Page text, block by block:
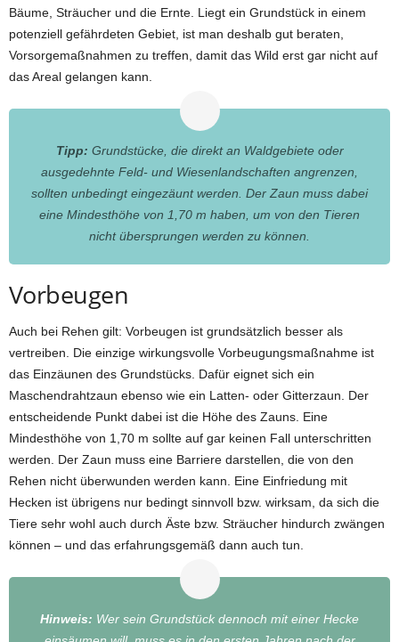
Bäume, Sträucher und die Ernte. Liegt ein Grundstück in einem
potenziell gefährdeten Gebiet, ist man deshalb gut beraten,
Vorsorgemaßnahmen zu treffen, damit das Wild erst gar nicht auf
das Areal gelangen kann.
Tipp: Grundstücke, die direkt an Waldgebiete oder
ausgedehnte Feld- und Wiesenlandschaften angrenzen,
sollten unbedingt eingezäunt werden. Der Zaun muss dabei
eine Mindesthöhe von 1,70 m haben, um von den Tieren
nicht übersprungen werden zu können.
Vorbeugen
Auch bei Rehen gilt: Vorbeugen ist grundsätzlich besser als
vertreiben. Die einzige wirkungsvolle Vorbeugungsmaßnahme ist
das Einzäunen des Grundstücks. Dafür eignet sich ein
Maschendrahtzaun ebenso wie ein Latten- oder Gitterzaun. Der
entscheidende Punkt dabei ist die Höhe des Zauns. Eine
Mindesthöhe von 1,70 m sollte auf gar keinen Fall unterschritten
werden. Der Zaun muss eine Barriere darstellen, die von den
Rehen nicht überwunden werden kann. Eine Einfriedung mit
Hecken ist übrigens nur bedingt sinnvoll bzw. wirksam, da sich die
Tiere sehr wohl auch durch Äste bzw. Sträucher hindurch zwängen
können – und das erfahrungsgemäß dann auch tun.
Hinweis: Wer sein Grundstück dennoch mit einer Hecke